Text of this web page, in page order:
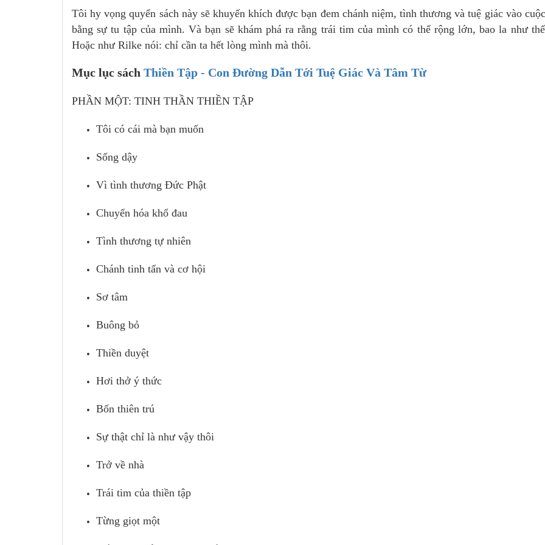
Tôi hy vọng quyển sách này sẽ khuyến khích được bạn đem chánh niệm, tình thương và tuệ giác vào
bằng sự tu tập của mình. Và bạn sẽ khám phá ra rằng trái tim của mình có thể rộng lớn, bao la như
Hoặc như Rilke nói: chỉ cần ta hết lòng mình mà thôi.
Mục lục sách Thiền Tập - Con Đường Dẫn Tới Tuệ Giác Và Tâm Từ
PHẦN MỘT: TINH THẦN THIỀN TẬP
Tôi có cái mà bạn muốn
Sống dậy
Vì tình thương Đức Phật
Chuyển hóa khổ đau
Tình thương tự nhiên
Chánh tinh tấn và cơ hội
Sơ tâm
Buông bỏ
Thiền duyệt
Hơi thở ý thức
Bốn thiên trú
Sự thật chỉ là như vậy thôi
Trở về nhà
Trái tim của thiền tập
Từng giọt một